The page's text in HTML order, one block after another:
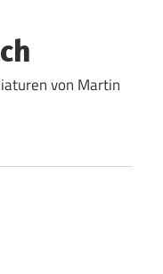
von Martin